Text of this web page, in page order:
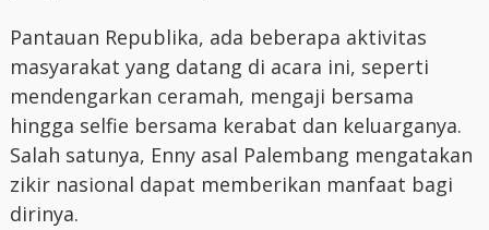
Pantauan Republika, ada beberapa aktivitas
masyarakat yang datang di acara ini, seperti
mendengarkan ceramah, mengaji bersama
hingga selfie bersama kerabat dan keluarganya.
Salah satunya, Enny asal Palembang mengatakan
zikir nasional dapat memberikan manfaat bagi
dirinya.